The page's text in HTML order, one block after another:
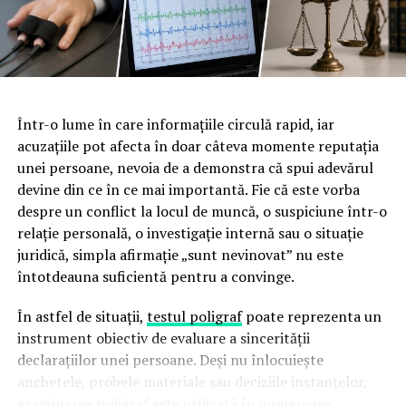
pentru pantofii tai?
Beneficiile concrete pentru
companie ale unei echipe
Investiția într-un program de prim ajutor nu este doar o
formalitate bifată pe lista de conformitate. Are efecte
măsurabile asupra modului în care funcționează
organizația și asupra oamenilor din ea.
Răspuns rapid și competentla incidente, ceea ce
reduce gravitatea consecințelor și, implicit,
Conformitate cu obligațiile de securitate și
sănătate în muncă
, care impun angajatorului să
asigure măsuri de prim ajutor și personal desemnat
Într-o lume în care informațiile circulă rapid, iar
acuzațiile pot afecta în doar câteva momente reputația
unei persoane, nevoia de a demonstra că spui adevărul
devine din ce în ce mai importantă. Fie că este vorba
despre un conflict la locul de muncă, o suspiciune într-o
relație personală, o investigație internă sau o situație
juridică, simpla afirmație „sunt nevinovat” nu este
întotdeauna suficientă pentru a convinge.
În astfel de situații, testul poligrafpoate reprezenta un
instrument obiectiv de evaluare a sincerității
declarațiilor unei persoane. Deși nu înlocuiește
anchetele, probele materiale sau deciziile instanțelor,